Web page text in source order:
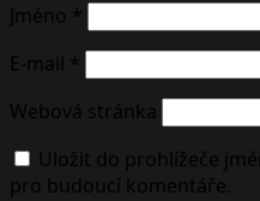
Jméno *
E-mail *
Webová stránka
Uložit do prohlížeče
pro budoucí komentáře.